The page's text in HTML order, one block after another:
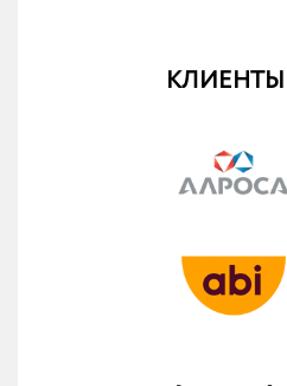
КЛИЕНТЫ